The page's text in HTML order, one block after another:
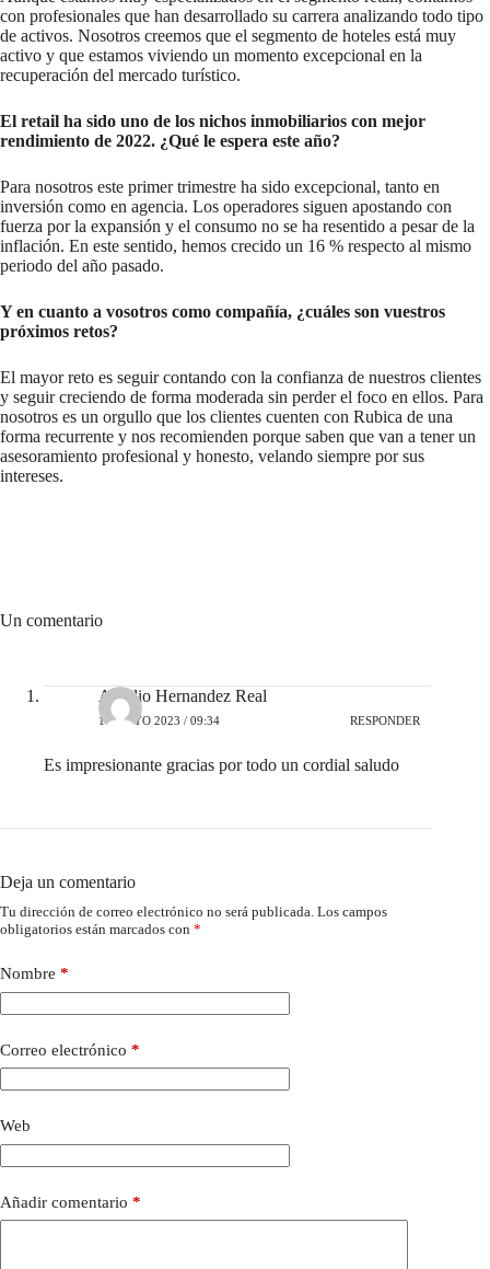
con profesionales que han desarrollado su carrera analizando todo tipo
de activos. Nosotros creemos que el segmento de hoteles está muy
activo y que estamos viviendo un momento excepcional en la
recuperación del mercado turístico.
El retail ha sido uno de los nichos inmobiliarios con mejor
rendimiento de 2022. ¿Qué le espera este año?
Para nosotros este primer trimestre ha sido excepcional, tanto en
inversión como en agencia. Los operadores siguen apostando con
fuerza por la expansión y el consumo no se ha resentido a pesar de la
inflación. En este sentido, hemos crecido un 16 % respecto al mismo
periodo del año pasado.
Y en cuanto a vosotros como compañía, ¿cuáles son vuestros
próximos retos?
El mayor reto es seguir contando con la confianza de nuestros clientes
y seguir creciendo de forma moderada sin perder el foco en ellos. Para
nosotros es un orgullo que los clientes cuenten con Rubica de una
forma recurrente y nos recomienden porque saben que van a tener un
asesoramiento profesional y honesto, velando siempre por sus
intereses.
Un comentario
Aurelio Hernandez Real
14 MAYO 2023 / 09:34 RESPONDER
Es impresionante gracias por todo un cordial saludo
Deja un comentario
Tu dirección de correo electrónico no será publicada. Los campos
obligatorios están marcados con *
Nombre *
Correo electrónico *
Web
Añadir comentario *